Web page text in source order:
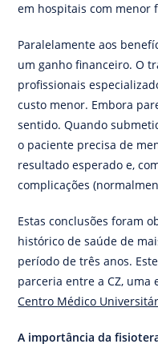
em hospitais com menor
Paralelamente aos
um ganho financeiro. O
profissionais
custo menor. Embora
sentido. Quando
o paciente precisa de
resultado esperado e,
complicações
Estas conclusões foram
histórico de saúde de
período de três anos.
parceria entre a CZ, uma
Centro Médico
A importância da